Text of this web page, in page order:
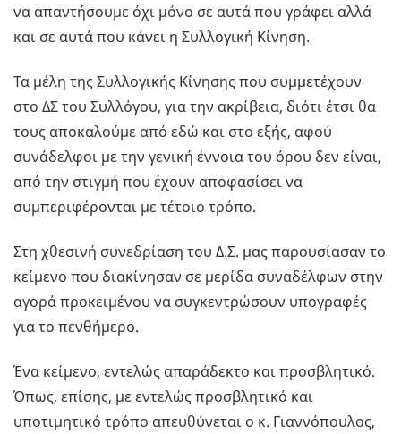
να απαντήσουμε όχι μόνο σε αυτά που γράφει αλλά
και σε αυτά που κάνει η Συλλογική Κίνηση.
Τα μέλη της Συλλογικής Κίνησης που συμμετέχουν
στο ΔΣ του Συλλόγου, για την ακρίβεια, διότι έτσι θα
τους αποκαλούμε από εδώ και στο εξής, αφού
συνάδελφοι με την γενική έννοια του όρου δεν είναι,
από την στιγμή που έχουν αποφασίσει να
συμπεριφέρονται με τέτοιο τρόπο.
Στη χθεσινή συνεδρίαση του Δ.Σ. μας παρουσίασαν το
κείμενο που διακίνησαν σε μερίδα συναδέλφων στην
αγορά προκειμένου να συγκεντρώσουν υπογραφές
για το πενθήμερο.
Ένα κείμενο, εντελώς απαράδεκτο και προσβλητικό.
Όπως, επίσης, με εντελώς προσβλητικό και
υποτιμητικό τρόπο απευθύνεται ο κ. Γιαννόπουλος,